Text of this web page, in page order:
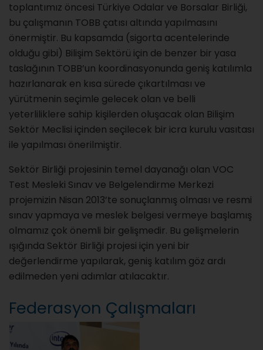
toplantımız öncesi Türkiye Odalar ve Borsalar Birliği,
bu çalışmanın TOBB çatısı altında yapılmasını
önermiştir. Bu kapsamda (sigorta acentelerinde
olduğu gibi) Bilişim Sektörü için de benzer bir yasa
taslağının TOBB’un koordinasyonunda geniş katılımla
hazırlanarak en kısa sürede çıkartılması ve
yürütmenin seçimle gelecek olan ve belli
yeterliliklere sahip kişilerden oluşacak olan Bilişim
Sektör Meclisi içinden seçilecek bir icra kurulu vasıtası
ile yapılması önerilmiştir.
Sektör Birliği projesinin temel dayanağı olan VOC
Test Mesleki Sınav ve Belgelendirme Merkezi
projemizin Nisan 2013’te sonuçlanmış olması ve resmi
sınav yapmaya ve meslek belgesi vermeye başlamış
olmamız çok önemli bir gelişmedir. Bu gelişmelerin
ışığında Sektör Birliği projesi için yeni bir
değerlendirme yapılarak, geniş katılım göz ardı
edilmeden yeni adımlar atılacaktır.
Federasyon Çalışmaları